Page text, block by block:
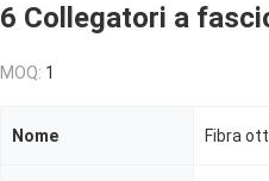
6 Collegatori a
MOQ: 1
Nome